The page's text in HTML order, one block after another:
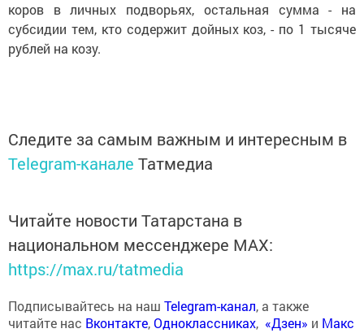
коров в личных подворьях, остальная сумма - на
субсидии тем, кто содержит дойных коз, - по 1 тысяче
рублей на козу.
Следите за самым важным и интересным в
Telegram-канале Татмедиа
Читайте новости Татарстана в
национальном мессенджере MАХ:
https://max.ru/tatmedia
Подписывайтесь на наш Telegram-канал, а также
читайте нас Вконтакте,Одноклассниках, «Дзен» и Макс